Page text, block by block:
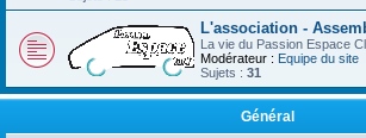
L'association -
La vie du Passion Espace
Modérateur : Equipe du site
Sujets : 31
Général